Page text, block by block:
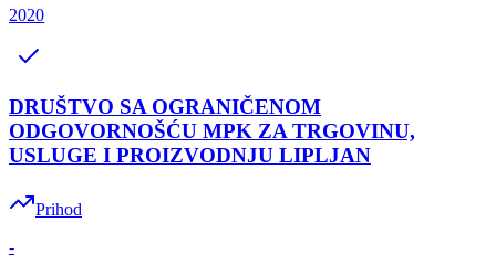
2020
DRUŠTVO SA OGRANIČENOM
ODGOVORNOŠĆU MPK ZA TRGOVINU,
USLUGE I PROIZVODNJU LIPLJAN
Prihod
-